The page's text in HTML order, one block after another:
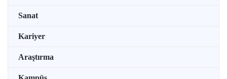
Sanat
Kariyer
Araştırma